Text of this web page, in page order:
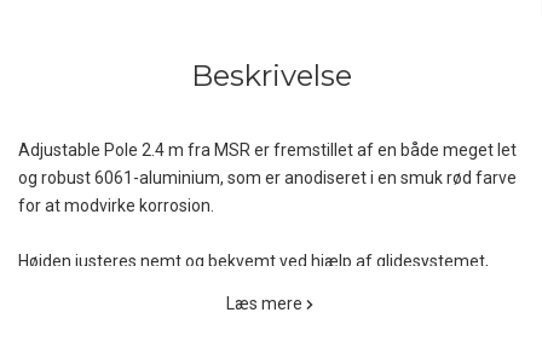
Beskrivelse
Adjustable Pole 2.4 m fra MSR er fremstillet af en både meget let
og robust 6061-aluminium, som er anodiseret i en smuk rød farve
for at modvirke korrosion.
Højden justeres nemt og bekvemt ved hjælp af glidesystemet,
Læs mere